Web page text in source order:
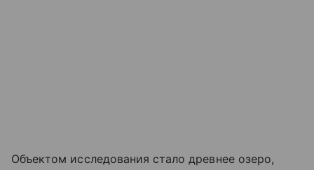
Объектом исследования стало древнее озеро,